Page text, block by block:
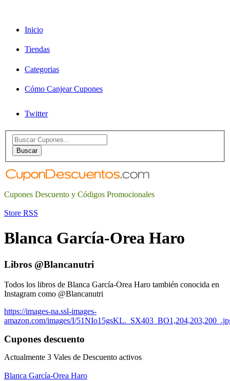
Inicio
Tiendas
Categorias
Cómo Canjear Cupones
Twitter
Search
for:Buscar
Cupones Descuento y Códigos Promocionales
Store RSS
Blanca García-Orea Haro
Libros @Blancanutri
Todos los libros de Blanca García-Orea Haro también conocida en
Instagram como @Blancanutri
https://images-na.ssl-images-
amazon.com/images/I/
Cupones descuento
Actualmente 3 Vales de Descuento activos
Blanca García-Orea Haro